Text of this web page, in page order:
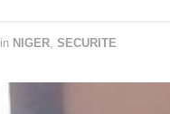
in NIGER, SECURITE